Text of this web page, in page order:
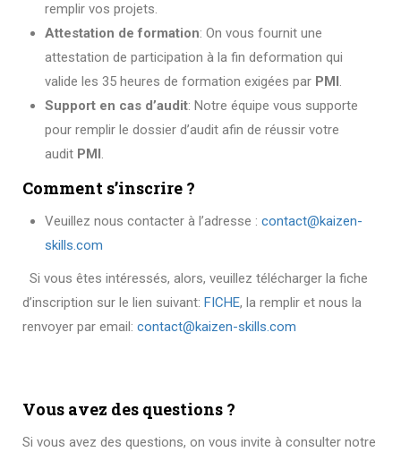
remplir vos projets.
Attestation de formation: On vous fournit une
attestation de participation à la fin deformation qui
valide les 35 heures de formation exigées par PMI .
Support en cas d’audit: Notre équipe vous supporte
pour remplir le dossier d’audit afin de réussir votre
audit PMI .
Comment s’inscrire ?
Veuillez nous contacter à l’adresse : contact@kaizen-
skills.com
Si vous êtes intéressés, alors, veuillez télécharger la fiche
d’inscription sur le lien suivant: FICHE, la remplir et nous la
renvoyer par email: contact@kaizen-skills.com
Vous avez des questions ?
Si vous avez des questions, on vous invite à consulter notre